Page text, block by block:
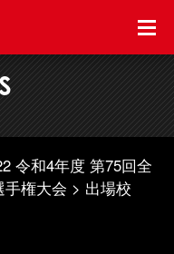
令和4年度 第75回全
権大会
出場校